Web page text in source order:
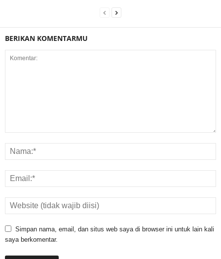
BERIKAN KOMENTARMU
Simpan nama, email, dan situs web saya di browser ini untuk lain kali
saya berkomentar.